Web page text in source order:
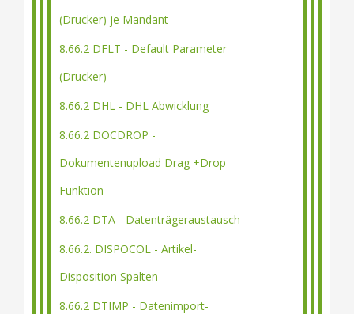
(Drucker) je Mandant
8.66.2 DFLT - Default Parameter
(Drucker)
8.66.2 DHL - DHL Abwicklung
8.66.2 DOCDROP -
Dokumentenupload Drag +Drop
Funktion
8.66.2 DTA - Datenträgeraustausch
8.66.2. DISPOCOL - Artikel-
Disposition Spalten
8.66.2 DTIMP - Datenimport-